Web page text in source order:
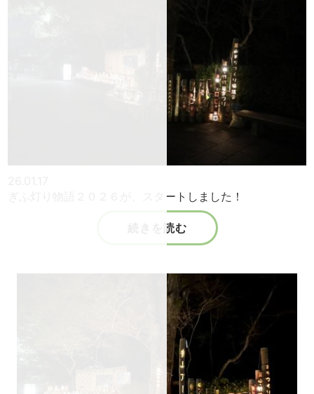
ぎふ灯り物語２０２６が、スタートしました！
続きを読む